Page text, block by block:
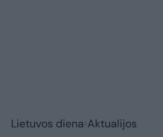
Lietuvos diena Aktualijos